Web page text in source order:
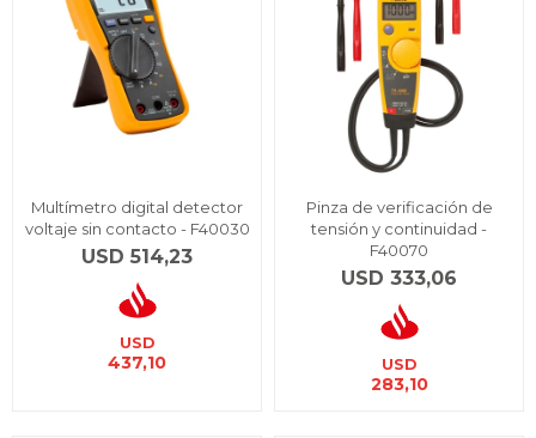
Multímetro digital detector
voltaje sin contacto - F40030
USD 514,23
USD
437,10
Pinza de verificación de
tensión y continuidad -
F40070
USD 333,06
USD
283,10